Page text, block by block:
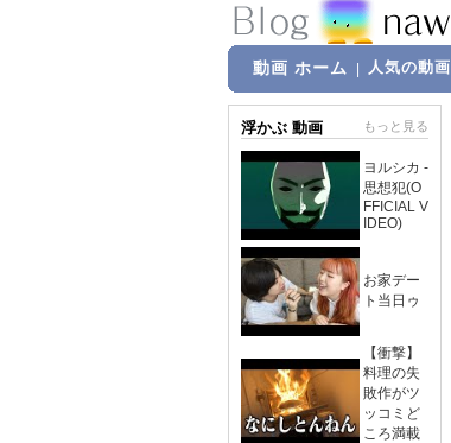
動画 ホーム 人気の動画
浮かぶ 動画 もっと見る
ヨルシカ -
思想犯(O
FFICIAL V
IDEO)
お家デー
ト当日ゥ
【衝撃】
料理の失
敗作がツ
ッコミど
ころ満載